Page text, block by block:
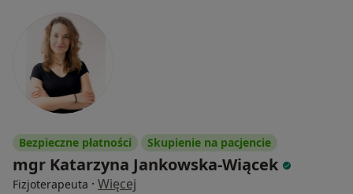
Bezpieczne płatności Skupienie na pacjencie
mgr Katarzyna Jankowska-Wiącek
Fizjoterapeuta · Więcej